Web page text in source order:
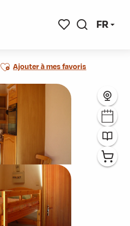
FR
Ajouter aux favoris
Ajouter à mes favoris